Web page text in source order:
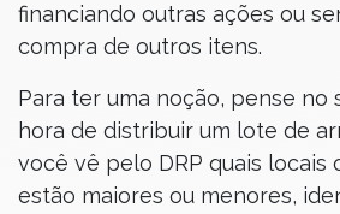
financiando outras ações ou
compra de outros itens.
Para ter uma noção, pense no
hora de distribuir um lote de
você vê pelo DRP quais locais
estão maiores ou menores,